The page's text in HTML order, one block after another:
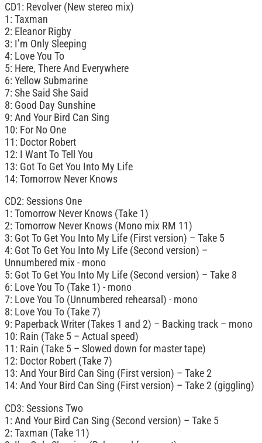
CD1: Revolver (New stereo mix)
1: Taxman
2: Eleanor Rigby
3: I’m Only Sleeping
4: Love You To
5: Here, There And Everywhere
6: Yellow Submarine
7: She Said She Said
8: Good Day Sunshine
9: And Your Bird Can Sing
10: For No One
11: Doctor Robert
12: I Want To Tell You
13: Got To Get You Into My Life
14: Tomorrow Never Knows
CD2: Sessions One
1: Tomorrow Never Knows (Take 1)
2: Tomorrow Never Knows (Mono mix RM 11)
3: Got To Get You Into My Life (First version) – Take 5
4: Got To Get You Into My Life (Second version) –
Unnumbered mix - mono
5: Got To Get You Into My Life (Second version) – Take 8
6: Love You To (Take 1) - mono
7: Love You To (Unnumbered rehearsal) - mono
8: Love You To (Take 7)
9: Paperback Writer (Takes 1 and 2) – Backing track – mono
10: Rain (Take 5 – Actual speed)
11: Rain (Take 5 – Slowed down for master tape)
12: Doctor Robert (Take 7)
13: And Your Bird Can Sing (First version) – Take 2
14: And Your Bird Can Sing (First version) – Take 2 (giggling)
CD3: Sessions Two
1: And Your Bird Can Sing (Second version) – Take 5
2: Taxman (Take 11)